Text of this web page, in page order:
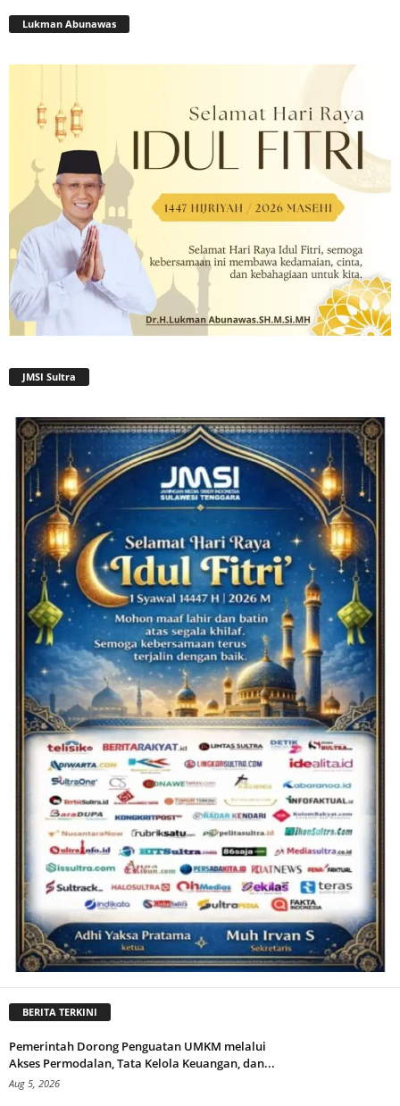
Lukman Abunawas
JMSI Sultra
BERITA TERKINI
Pemerintah Dorong Penguatan UMKM melalui
Akses Permodalan, Tata Kelola Keuangan, dan...
Aug 5, 2026